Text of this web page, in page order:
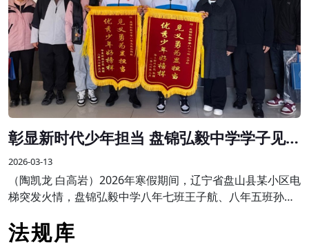
彰显新时代少年担当 盘锦弘毅中学学子见义
勇为受表彰
2026-03-13
（陶凯龙 白高岩）2026年寒假期间，辽宁省盘山县某小区电
梯突发火情，盘锦弘毅中学八年七班王子航、八年五班孙伟
出，熟练使用灭火器果断处置，成功将火情扑灭
法规库